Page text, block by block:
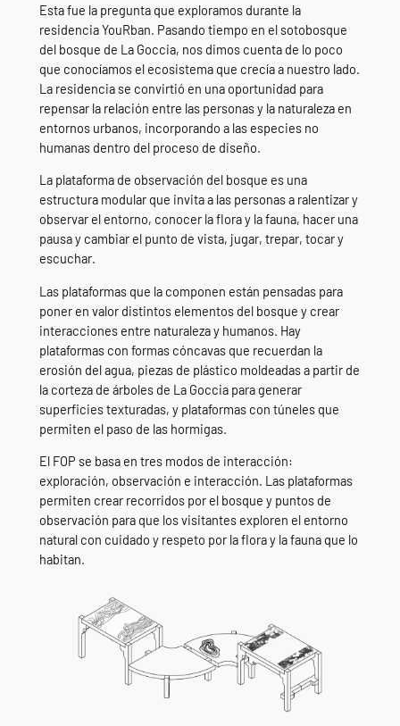
Esta fue la pregunta que exploramos durante la
residencia YouRban. Pasando tiempo en el sotobosque
del bosque de La Goccia, nos dimos cuenta de lo poco
que conocíamos el ecosistema que crecía a nuestro lado.
La residencia se convirtió en una oportunidad para
repensar la relación entre las personas y la naturaleza en
entornos urbanos, incorporando a las especies no
humanas dentro del proceso de diseño.
La plataforma de observación del bosque es una
estructura modular que invita a las personas a ralentizar y
observar el entorno, conocer la flora y la fauna, hacer una
pausa y cambiar el punto de vista, jugar, trepar, tocar y
escuchar.
Las plataformas que la componen están pensadas para
poner en valor distintos elementos del bosque y crear
interacciones entre naturaleza y humanos. Hay
plataformas con formas cóncavas que recuerdan la
erosión del agua, piezas de plástico moldeadas a partir de
la corteza de árboles de La Goccia para generar
superficies texturadas, y plataformas con túneles que
permiten el paso de las hormigas.
El FOP se basa en tres modos de interacción:
exploración, observación e interacción. Las plataformas
permiten crear recorridos por el bosque y puntos de
observación para que los visitantes exploren el entorno
natural con cuidado y respeto por la flora y la fauna que lo
habitan.